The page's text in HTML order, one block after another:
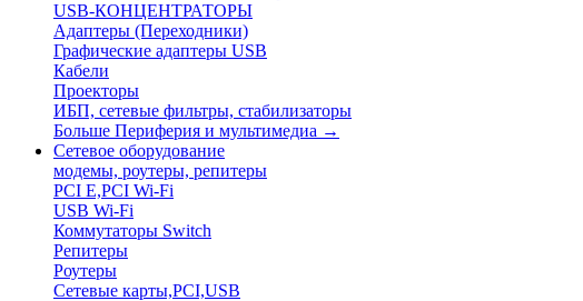
USB-КОНЦЕНТРАТОРЫ
Адаптеры (Переходники)
Графические адаптеры USB
Кабели
Проекторы
ИБП, сетевые фильтры, стабилизаторы
Больше Периферия и мультимедиа →
Сетевое оборудование
модемы, роутеры, репитеры
PCI E,PCI Wi-Fi
USB Wi-Fi
Коммутаторы Switch
Репитеры
Роутеры
Сетевые карты,PCI,USB